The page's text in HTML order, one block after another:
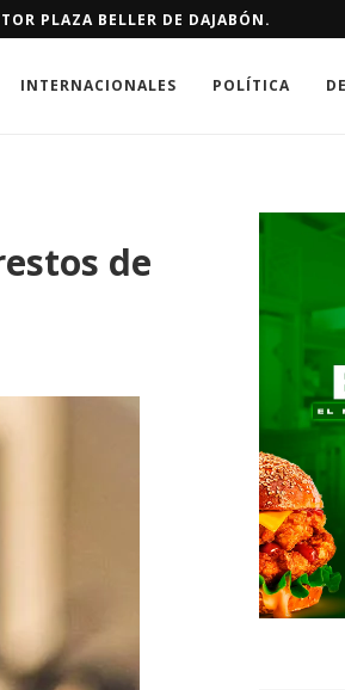
KIDMAN LIDERAN UNA NUEVA MISIÓN
INTERNACIONALES POLÍTICA
de